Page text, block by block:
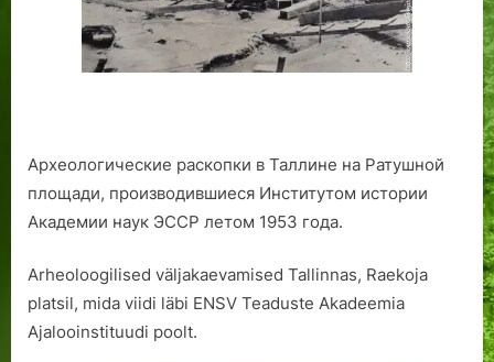
Археологические раскопки в Таллине на Ратушной
площади, производившиеся Институтом истории
Академии наук ЭССР летом 1953 года.
Arheoloogilised väljakaevamised Tallinnas, Raekoja
platsil, mida viidi läbi ENSV Teaduste Akadeemia
Ajalooinstituudi poolt.